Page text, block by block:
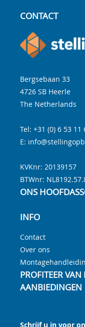
CONTACT
Bergsebaan 33
4726 SB Heerle
The Netherlands
Tel: +31 (0) 6 53 11
E:
KVKnr: 20139157
BTWnr:
ONS
INFO
Contact
Over ons
PROFITEER VAN
AANBIEDINGEN
Schrijf u in voor